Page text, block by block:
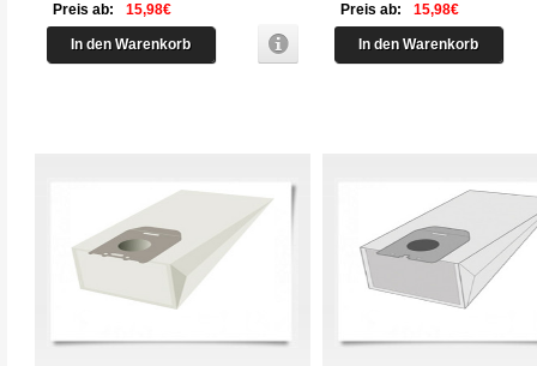
Preis ab: 15,98€
In den Warenkorb
Preis ab: 15,98€
In den Warenkorb